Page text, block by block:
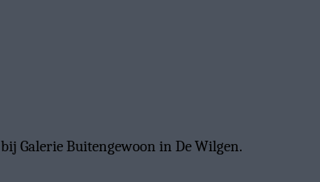
Galerie Buitengewoon in De Wilgen.